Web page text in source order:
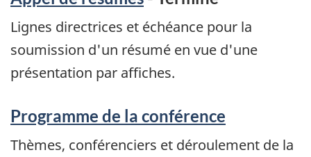
Lignes directrices et échéance pour la
soumission d'un résumé en vue d'une
présentation par affiches.
Programme de la conférence
Thèmes, conférenciers et déroulement de la